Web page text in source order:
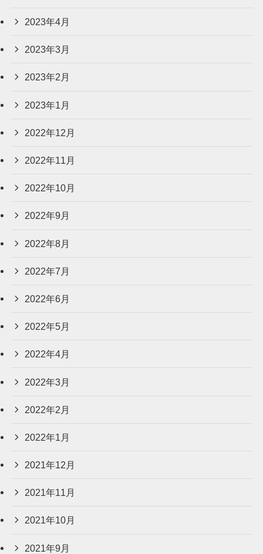
2023年4月
2023年3月
2023年2月
2023年1月
2022年12月
2022年11月
2022年10月
2022年9月
2022年8月
2022年7月
2022年6月
2022年5月
2022年4月
2022年3月
2022年2月
2022年1月
2021年12月
2021年11月
2021年10月
2021年9月